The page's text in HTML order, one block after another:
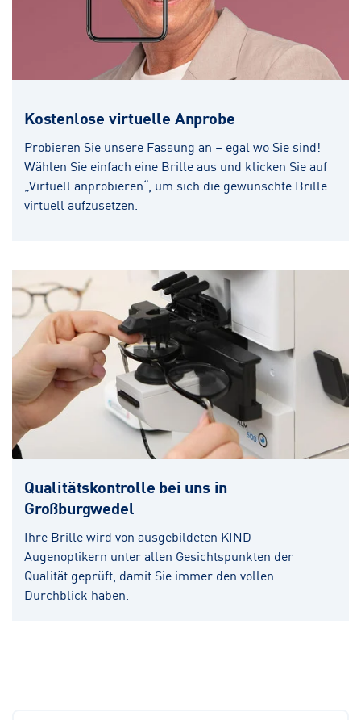
Kostenlose virtuelle Anprobe
Probieren Sie unsere Fassung an – egal wo Sie sind!
Wählen Sie einfach eine Brille aus und klicken Sie auf
„Virtuell anprobieren“, um sich die gewünschte Brille
virtuell aufzusetzen.
Qualitätskontrolle bei uns in
Großburgwedel
Ihre Brille wird von ausgebildeten KIND
Augenoptikern unter allen Gesichtspunkten der
Qualität geprüft, damit Sie immer den vollen
Durchblick haben.